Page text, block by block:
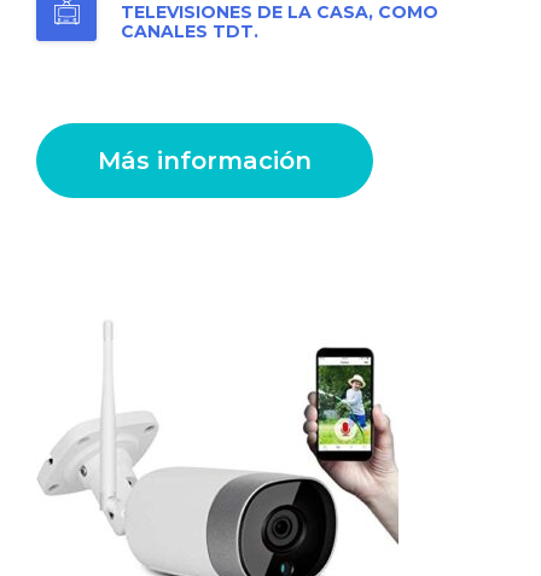
TELEVISIONES DE LA CASA, COMO
CANALES TDT.
Más información